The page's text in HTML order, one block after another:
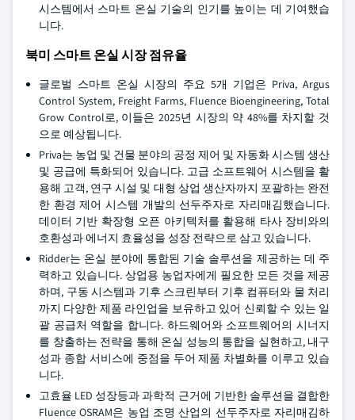
시스템에서 스마트 온실 기술의 인기를 높이는 데 기여했습
니다.
북미 스마트 온실 시장 점유율
글로벌 스마트 온실 시장의 주요 5개 기업은 Priva, Argus
Control System, Freight Farms, Fluence Bioengineering, Total
Grow Control로, 이들은 2025년 시장의 약 48%를 차지할 것
으로 예상됩니다.
Priva는 농업 및 건물 분야의 공정 제어 및 자동화 시스템 생산
및 공급에 특화되어 있습니다. 고급 소프트웨어 시스템을 활
용해 고객, 연구 시설 및 대형 상업 생산자까지 포괄하는 완전
한 환경 제어 시스템 개발의 선두주자로 자리매김했습니다.
데이터 기반 확장형 오픈 아키텍처를 활용해 타사 장비와의
호환성과 에너지 효율성을 성장 전략으로 삼고 있습니다.
Ridder는 온실 분야에 통합된 기술 솔루션을 제공하는 데 주
력하고 있습니다. 상업용 농업자에게 필요한 모든 것을 제공
하며, 구동 시스템과 기후 스크린부터 기후 컴퓨터와 물 처리
까지 다양한 제품 라인업을 보유하고 있어 신뢰할 수 있는 일
괄 공급처 역할을 합니다. 하드웨어와 소프트웨어의 시너지
를 창출하는 전략을 통해 온실 성능의 통합을 실현하고, 내구
성과 종합 서비스에 중점을 두어 제품 차별화를 이루고 있습
니다.
고효율 LED 성장등과 과학적 근거에 기반한 솔루션을 결합한
Fluence OSRAM은 농업 조명 산업의 선두주자로 자리매김하